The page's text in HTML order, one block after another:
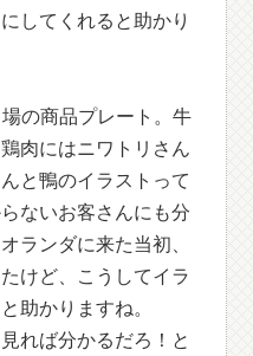
してくれると助かり
の商品プレート。牛
肉にはニワトリさん
と鴨のイラストって
ないお客さんにも分
ランダに来た当初、
けど、こうしてイラ
助かりますね。
れば分かるだろ！と